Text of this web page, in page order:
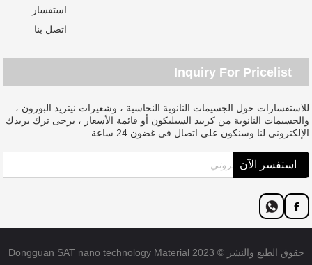
استفسار
اتصل بنا
Inquiry For Pricelist
للاستفسارات حول الجسيمات النانوية النحاسية ، وشعيرات نيتريد البورون ،
والجسيمات النانوية من كربيد السيليكون أو قائمة الأسعار ، يرجى ترك بريدك
الإلكتروني لنا وسنكون على اتصال في غضون 24 ساعة.
حقوق الطبع والنشر © 2023 Dongguan SAT nano technology Material